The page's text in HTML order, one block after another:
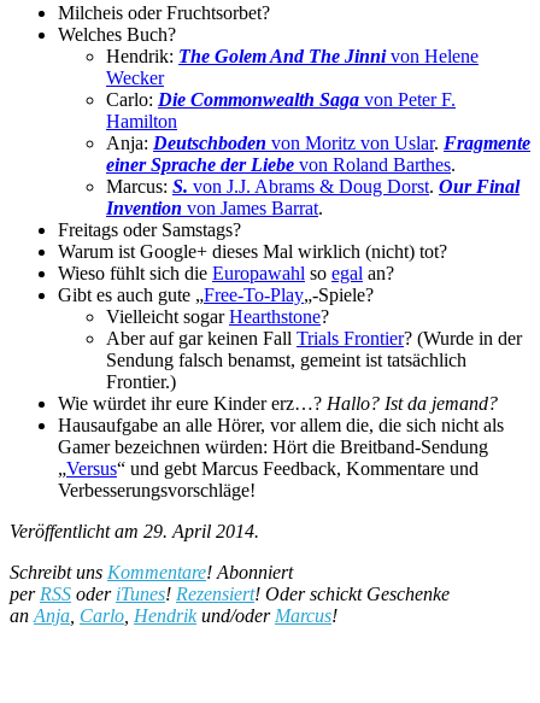
Milcheis oder Fruchtsorbet?
Welches Buch?
Hendrik: The Golem And The Jinnivon Helene
Wecker
Carlo: Die Commonwealth Saga von Peter F.
Hamilton
Anja: Deutschboden von Moritz von Uslar. Fragmente
einer Sprache der Liebe von Roland Barthes.
Marcus: S. von J.J. Abrams & Doug Dorst. Our Final
Invention von James Barrat.
Freitags oder Samstags?
Warum ist Google+ dieses Mal wirklich (nicht) tot?
Wieso fühlt sich die Europawahl so egal an?
Gibt es auch gute „Free-To-Play„-Spiele?
Vielleicht sogarHearthstone?
Aber auf gar keinen Fall Trials Frontier? (Wurde in der
Sendung falsch benamst, gemeint ist tatsächlich
Frontier.)
Wie würdet ihr eure Kinder erz…? Hallo? Ist da jemand?
Hausaufgabe an alle Hörer, vor allem die, die sich nicht als
Gamer bezeichnen würden: Hört die Breitband-Sendung
„Versus“ und gebt Marcus Feedback, Kommentare und
Verbesserungsvorschläge!
Veröffentlicht am 29. April 2014.
Schreibt uns Kommentare! Abonniert
per RSS oder iTunes! Rezensiert! Oder schickt Geschenke
an Anja Carlo Hendrikund/oder Marcus!